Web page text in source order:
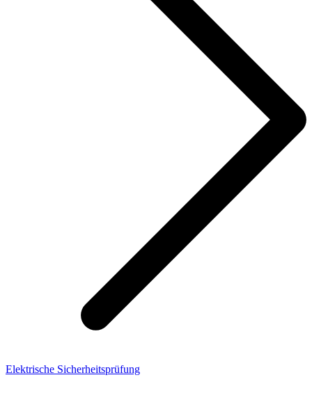
Elektrische Sicherheitsprüfung